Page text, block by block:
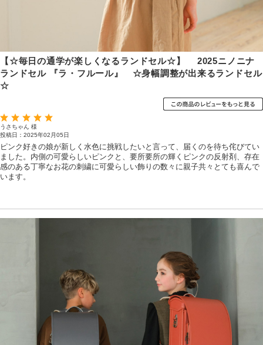
【☆毎日の通学が楽しくなるランドセル☆】 2025ニノニナ
ランドセル 『ラ・フルール』 ☆身幅調整が出来るランドセル
☆
うさちゃん 様
投稿日：2025年02月05日
ピンク好きの娘が新しく水色に挑戦したいと言って、届くのを待ち侘びてい
ました。内側の可愛らしいピンクと、要所要所の輝くピンクの反射剤、存在
感のある丁寧なお花の刺繍に可愛らしい飾りの数々に親子共々とても喜んで
います。